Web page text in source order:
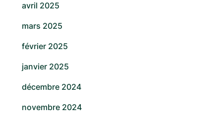
avril 2025
mars 2025
février 2025
janvier 2025
décembre 2024
novembre 2024